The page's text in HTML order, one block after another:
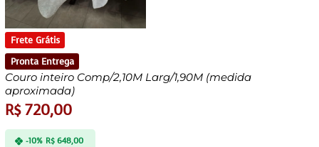
Frete Grátis
Pronta Entrega
Couro inteiro Comp/2,10M Larg/1,90M (medida
aproximada)
R$720,00
-10% R$648,00